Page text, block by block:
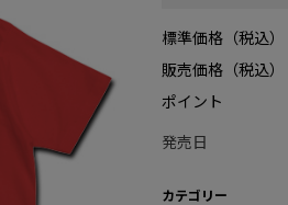
標準価格（税込）
販売価格（税込）
ポイント
発売日
カテゴリー